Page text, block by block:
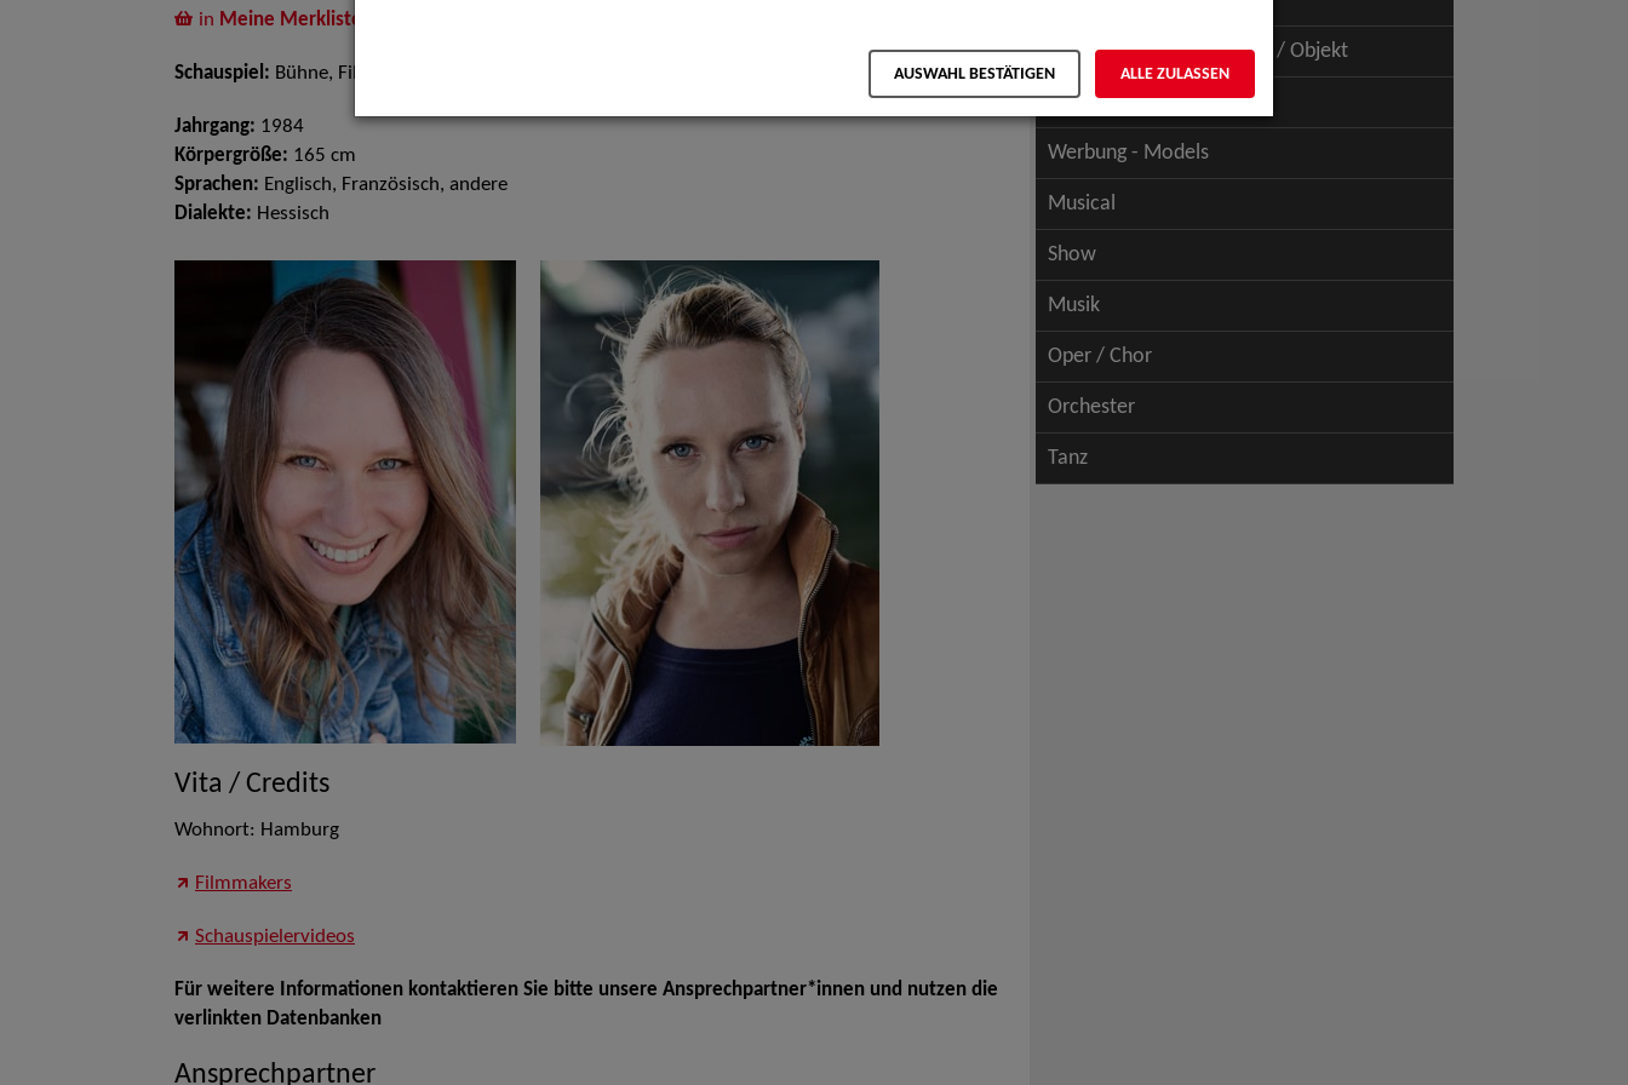
in Meine Merkliste
Schauspiel: Bühne, Film und TV
Jahrgang: 1984
Körpergröße: 165 cm
Sprachen: Englisch, Französisch, andere
Dialekte: Hessisch
Vita / Credits
Wohnort: Hamburg
Filmmakers
Schauspielervideos
Für weitere Informationen kontaktieren Sie bitte unsere Ansprechpartner*innen und nutzen die
verlinkten Datenbanken
Ansprechpartner
Schauspiel - Figur / Puppe / Objekt
Werbung - Talents
Werbung - Models
Musical
Show
Musik
Oper / Chor
Orchester
Tanz
AUSWAHL BESTÄTIGEN ALLE ZULASSEN